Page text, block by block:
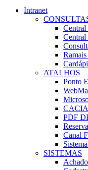
Intranet
Central
Central
ATALHOS
Ponto
PDF
Canal
SISTEMAS